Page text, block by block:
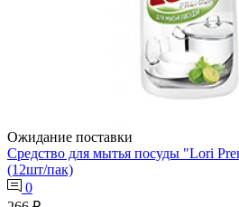
Ожидание поставки
Средство для мытья посуды "Lori
(12шт/пак)
0